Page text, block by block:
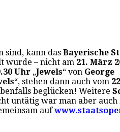
sind, kann das Bayerische
wurde – nicht am 21. März
Uhr „Jewels“ von George
“, stehen dann auch vom
beglücken! Weitere
untätig war man aber auch
auf